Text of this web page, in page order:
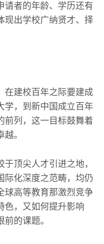
请者的年龄、学历还有
现出学校广纳贤才、择
在建校百年之际要建成
学，到新中国成立百年
前列，这一目标鼓舞着
。
顶尖人才引进之地，
际化深度之范畴，均仍
球高等教育那激烈竞争
色，又如何提升影响
的课题。